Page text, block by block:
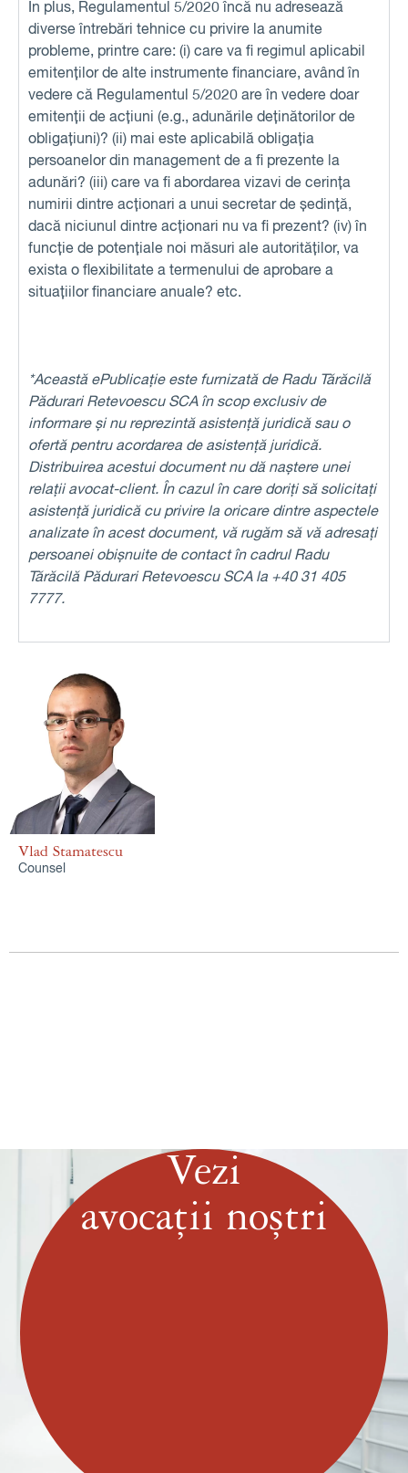
Vlad Stamatescu
Counsel
În plus, Regulamentul 5/2020 încă nu adresează
diverse întrebări tehnice cu privire la anumite
probleme, printre care: (i) care va fi regimul aplicabil
emitenților de alte instrumente financiare, având în
vedere că Regulamentul 5/2020 are în vedere doar
emitenții de acțiuni (e.g., adunările deținătorilor de
obligațiuni)? (ii) mai este aplicabilă obligația
persoanelor din management de a fi prezente la
adunări? (iii) care va fi abordarea vizavi de cerința
numirii dintre acționari a unui secretar de ședință,
dacă niciunul dintre acționari nu va fi prezent? (iv) în
funcție de potențiale noi măsuri ale autorităților, va
exista o flexibilitate a termenului de aprobare a
situațiilor financiare anuale? etc.
*Această ePublicație este furnizată de Radu Tărăcilă
Pădurari Retevoescu SCA în scop exclusiv de
informare și nu reprezintă asistență juridică sau o
ofertă pentru acordarea de asistență juridică.
Distribuirea acestui document nu dă naștere unei
relații avocat-client. În cazul în care doriți să solicitați
asistență juridică cu privire la oricare dintre aspectele
analizate în acest document, vă rugăm să vă adresați
persoanei obișnuite de contact în cadrul Radu
Tărăcilă Pădurari Retevoescu SCA la +40 31 405
7777.
Vezi
avocații noștri